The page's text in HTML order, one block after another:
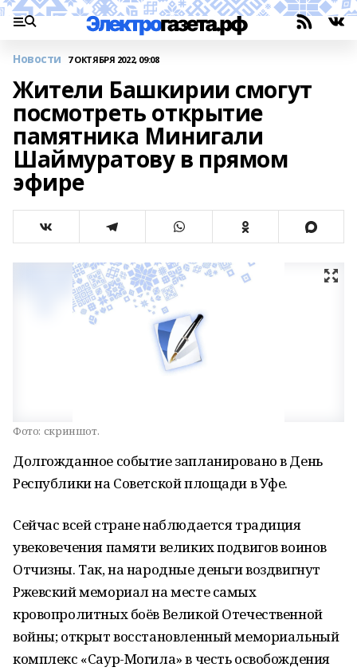
Новости 7 ОКТЯБРЯ 2022, 09:08
Жители Башкирии смогут
посмотреть открытие
памятника Минигали
Шаймуратову в прямом
эфире
Фото: скриншот.
Долгожданное событие запланировано в День
Республики на Советской площади в Уфе.
Сейчас всей стране наблюдается традиция
увековечения памяти великих подвигов воинов
Отчизны. Так, на народные деньги воздвигнут
Ржевский мемориал на месте самых
кровопролитных боёв Великой Отечественной
войны; открыт восстановленный мемориальный
комплекс «Саур-Могила» в честь освобождения